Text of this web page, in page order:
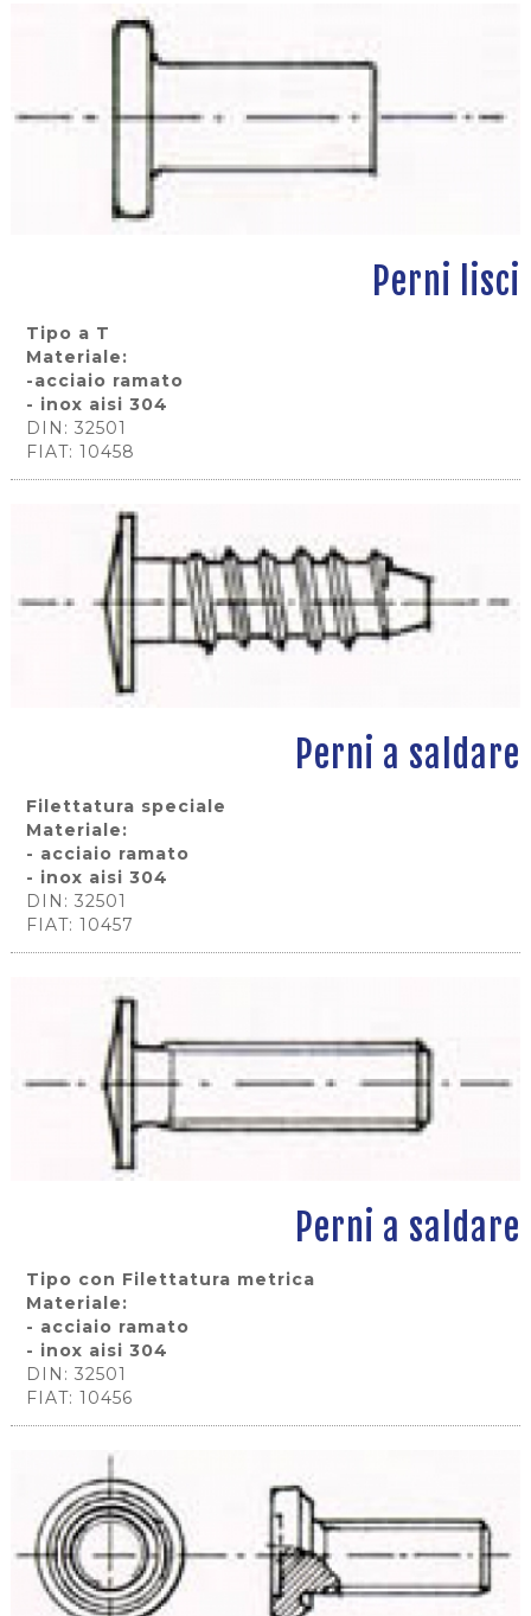
Perni lisci
Tipo a T
Materiale:
-acciaio ramato
- inox aisi 304
DIN: 32501
FIAT: 10458
Perni a saldare
Filettatura speciale
Materiale:
- acciaio ramato
- inox aisi 304
DIN: 32501
FIAT: 10457
Perni a saldare
Tipo con Filettatura metrica
Materiale:
- acciaio ramato
- inox aisi 304
DIN: 32501
FIAT: 10456